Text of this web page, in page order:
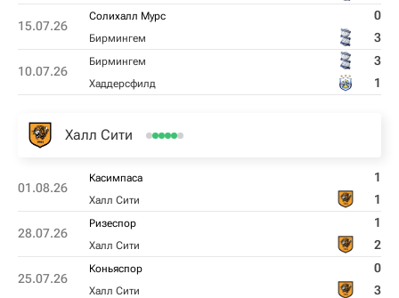
15.07.26
Солихалл Мурс 0
Бирмингем 3
10.07.26
Бирмингем 3
Хаддерсфилд 1
Халл Сити
01.08.26
Касимпаса 1
Халл Сити 1
28.07.26
Ризеспор 1
Халл Сити 2
25.07.26
Коньяспор 0
Халл Сити 3